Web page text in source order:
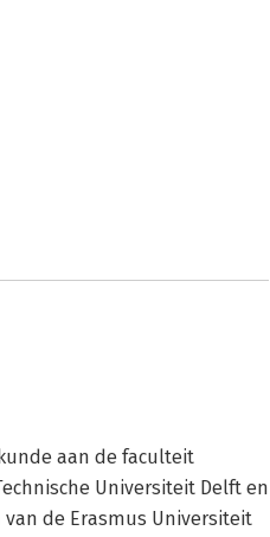
aan de faculteit
Universiteit Delft en
de Erasmus Universiteit